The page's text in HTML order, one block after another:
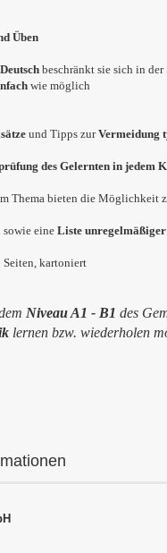
Üben
Deutsch beschränkt sie sich in
wie möglich
und Tipps zurVermeidung
des Gelernten in jedem
Thema bieten die Möglichkeit
sowie eineListe
Seiten, kartoniert
Niveau A1 - B1 des
lernen bzw. wiederholen